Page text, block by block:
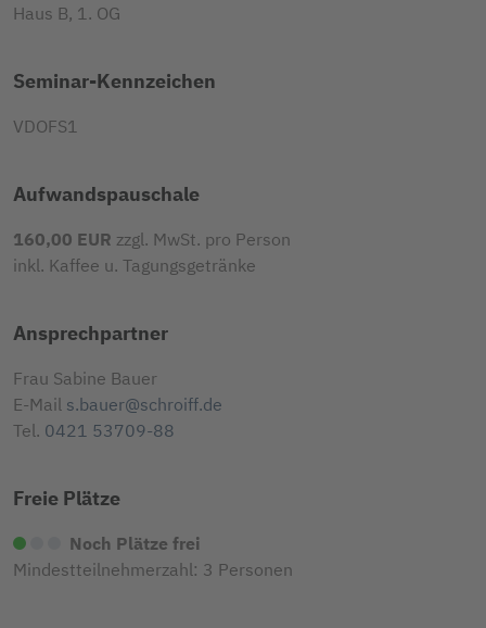
Haus B, 1. OG
Seminar-Kennzeichen
VDOFS1
Aufwandspauschale
160,00 EUR zzgl. MwSt. pro Person
inkl. Kaffee u. Tagungsgetränke
Ansprechpartner
Frau Sabine Bauer
E-Mail s.bauer@schroiff.de
Tel. 0421 53709-88
Freie Plätze
Noch Plätze frei
Mindestteilnehmerzahl: 3 Personen